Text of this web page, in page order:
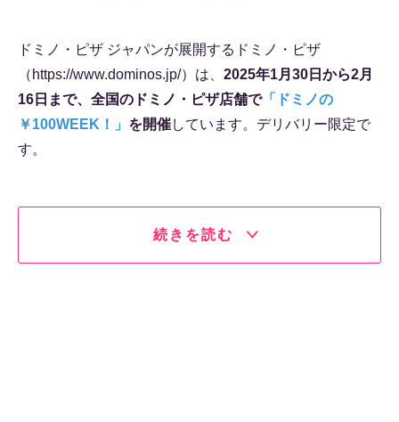
ドミノ・ピザ ジャパンが展開するドミノ・ピザ
（https://www.dominos.jp/）は、 2025年1月30日から2月
16日まで、全国のドミノ・ピザ店舗で「ドミノの
￥100WEEK！」 を開催しています。デリバリー限定で
す。
続きを読む